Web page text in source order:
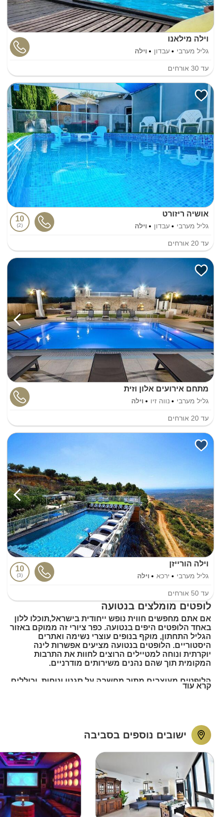
וילה מילאנו
גליל מערבי עבדון וילה
עד 30 אורחים
אושיה ריזורט
גליל מערבי עבדון וילה
10
2
עד 20 אורחים
מתחם אירועים אלון וזית
גליל מערבי נווה זיו וילה
עד 20 אורחים
וילה הורייזן
גליל מערבי ירכא וילה
10
3
עד 50 אורחים
לופטים מומלצים בנטועה
קרא עוד
אם אתם מחפשים חווית נופש ייחודית בישראל,תוכלו ללון
באחד הלופטים היפים בנטועה. כפר ציורי זה ממוקם באזור
הגליל התחתון, מוקף בנופים עוצרי נשימה ואתרים
היסטוריים. הלופטים בנטועה מציעים אפשרות לינה
יוקרתית ונוחה למטיילים הרוצים לחוות את התרבות
המקומית תוך שהם נהנים משירותים מודרניים.
הלופטים מעוצבים מתוך מחשבה על סגנון ונוחות, וכוללים
חללי פנים מרווחים ועיצוב יפהפה. הם מצוידים בכל
חברים.
איך אדע מה מחכה בתוך הלופט?
מי שבוחר לחגוג אירוע בלופט, יכול להינות, למעשה מכל
היתרונות שיש באולם אירועים, וגם בהרבה מעבר לזה. בגן
אירועים אין גק'וזי או ספא לדוגמה, אך בלופט בהחלט עשוי
להיות כזה, ופינוקים רבים אחרים. אתר לופט 4 יו בצפון בנטועה
, מרכז למענכם את המידע על כל הלופטים, מכל איזורי הארץ,
כולל גלריה, מספרי טלפון ודרכי הגעה, כך שאפשר לדעת בדיוק
מהו האבזור הנמצא בכל לופט ולופט, והם יכולים להיות שונים
ישובים נוספים בסביבה